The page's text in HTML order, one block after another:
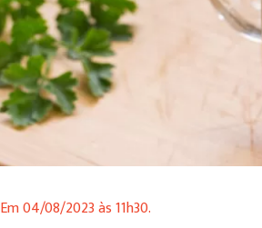
Em 04/08/2023 às 11h30.